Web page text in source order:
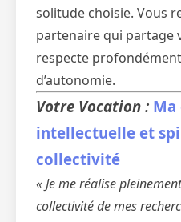
solitude choisie. Vous
partenaire qui partage
respecte
d’autonomie.
Votre Vocation :
intellectuelle et
collectivité
« Je me réalise
collectivité de mes